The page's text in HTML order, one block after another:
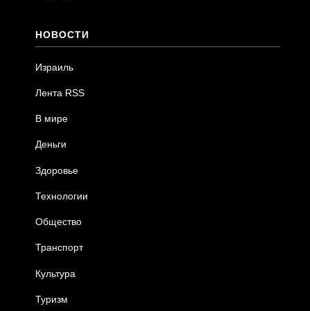
НОВОСТИ
Израиль
Лента RSS
В мире
Деньги
Здоровье
Технологии
Общество
Транспорт
Культура
Туризм